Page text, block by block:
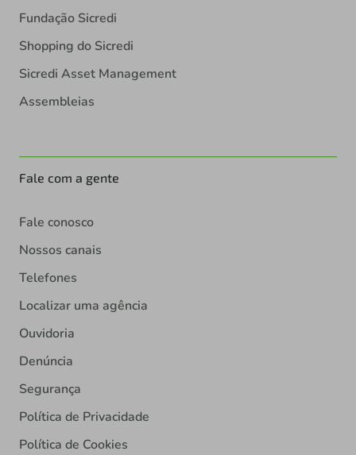
Fundação Sicredi
Shopping do Sicredi
Sicredi Asset Management
Assembleias
Fale com a gente
Fale conosco
Nossos canais
Telefones
Localizar uma agência
Ouvidoria
Denúncia
Segurança
Política de Privacidade
Política de Cookies